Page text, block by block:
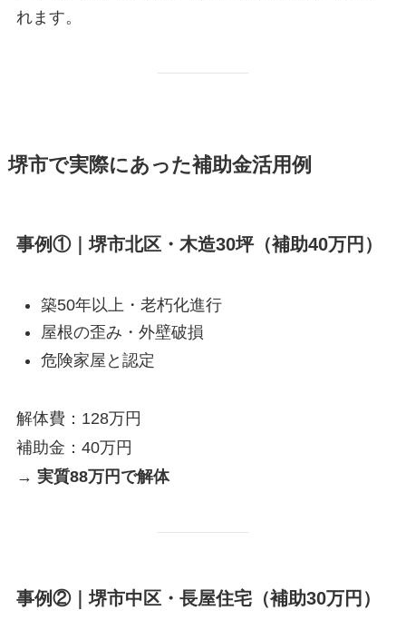
れます。
堺市で実際にあった補助金活用例
事例①｜堺市北区・木造30坪（補助40万円）
築50年以上・老朽化進行
屋根の歪み・外壁破損
危険家屋と認定
解体費：128万円
補助金：40万円
→ 実質88万円で解体
事例②｜堺市中区・長屋住宅（補助30万円）